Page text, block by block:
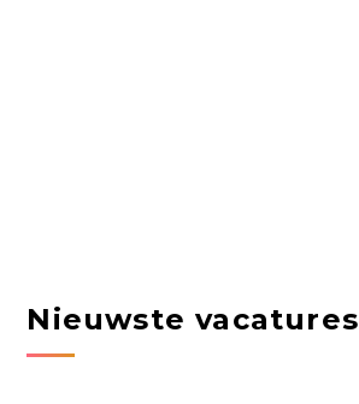
Nieuwste vacatures